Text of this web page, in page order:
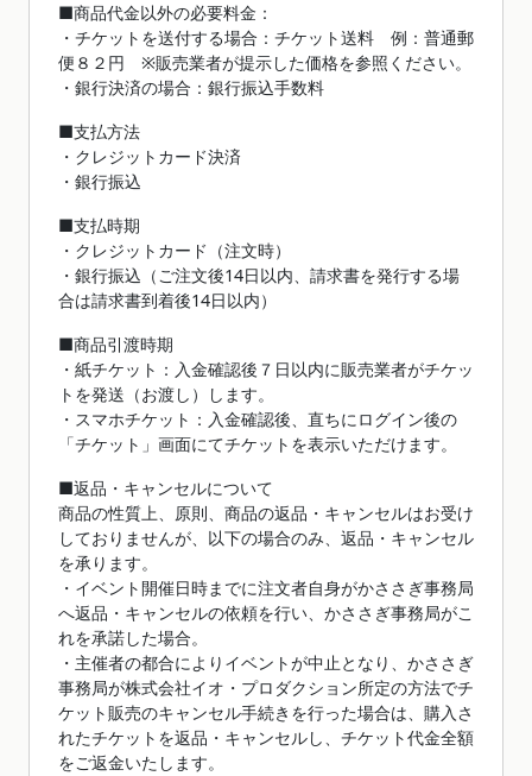
■商品代金以外の必要料金：
・チケットを送付する場合：チケット送料 例：普通郵
便８２円 ※販売業者が提示した価格を参照ください。
・銀行決済の場合：銀行振込手数料
■支払方法
・クレジットカード決済
・銀行振込
■支払時期
・クレジットカード（注文時）
・銀行振込（ご注文後14日以内、請求書を発行する場
合は請求書到着後14日以内）
■商品引渡時期
・紙チケット：入金確認後７日以内に販売業者がチケッ
トを発送（お渡し）します。
・スマホチケット：入金確認後、直ちにログイン後の
「チケット」画面にてチケットを表示いただけます。
■返品・キャンセルについて
商品の性質上、原則、商品の返品・キャンセルはお受け
しておりませんが、以下の場合のみ、返品・キャンセル
を承ります。
・イベント開催日時までに注文者自身がかささぎ事務局
へ返品・キャンセルの依頼を行い、かささぎ事務局がこ
れを承諾した場合。
・主催者の都合によりイベントが中止となり、かささぎ
事務局が株式会社イオ・プロダクション所定の方法でチ
ケット販売のキャンセル手続きを行った場合は、購入さ
れたチケットを返品・キャンセルし、チケット代金全額
をご返金いたします。